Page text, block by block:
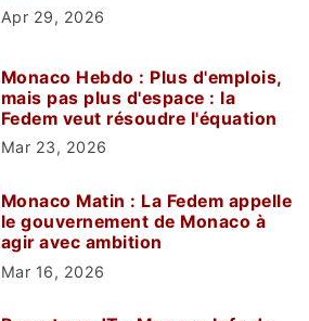
Apr 29, 2026
Monaco Hebdo : Plus d'emplois,
mais pas plus d'espace : la
Fedem veut résoudre l'équation
Mar 23, 2026
Monaco Matin : La Fedem appelle
le gouvernement de Monaco à
agir avec ambition
Mar 16, 2026